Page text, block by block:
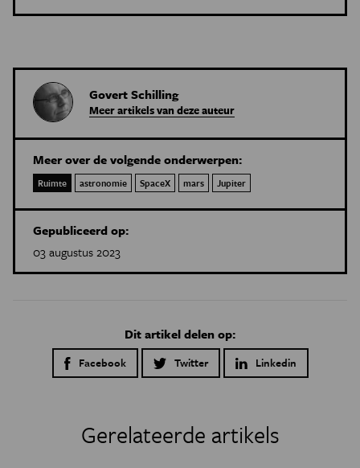
Govert Schilling
Meer artikels van deze auteur
Meer over de volgende onderwerpen:
Ruimte astronomie SpaceX mars Jupiter
Gepubliceerd op:
03 augustus 2023
Dit artikel delen op:
Facebook Twitter Linkedin
Gerelateerde artikels